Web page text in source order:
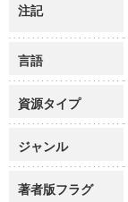
注記
言語
資源タイプ
ジャンル
著者版フラグ